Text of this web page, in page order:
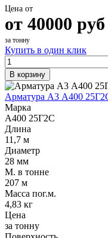
Цена от
от 40000 руб
за тонну
Купить в один клик
В корзину
Арматура А3 А400
Марка
А400 25Г2С
Длина
11,7 м
Диаметр
28 мм
М. в тонне
207 м
Масса пог.м.
4,83 кг
Цена
за тонну